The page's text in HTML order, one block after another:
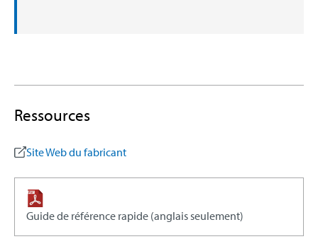
Ressources
Site Web du fabricant
Guide de référence rapide (anglais seulement)